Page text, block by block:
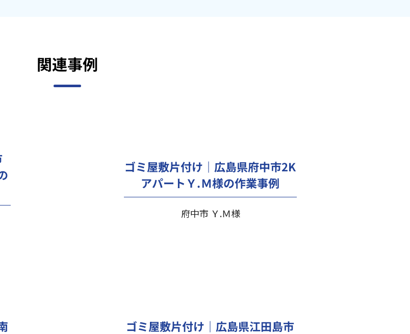
関連事例
ゴミ屋敷片付け｜広島県府中市2K
アパートＹ.Ｍ様の作業事例
府中市 Ｙ.Ｍ様
ゴミ屋敷片付け｜広島県江田島市